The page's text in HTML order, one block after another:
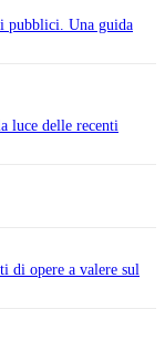
pubblici. Una guida
luce delle recenti
di opere a valere sul